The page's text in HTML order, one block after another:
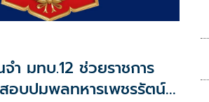
ำ มทบ.12 ช่วยราชการ
อบปมพลทหารเพชรรัตน์